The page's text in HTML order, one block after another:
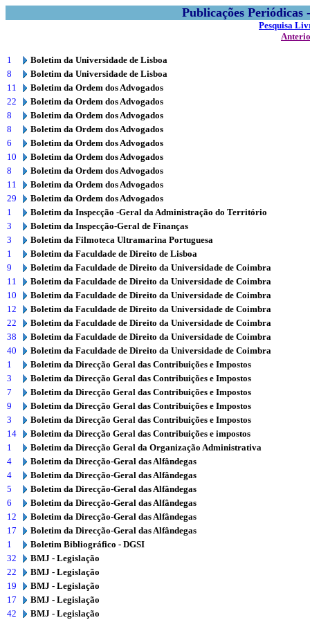
Publicações
Pesquisa
1
Boletim da Universidade de Lisboa
8
Boletim da Universidade de Lisboa
11
Boletim da Ordem dos Advogados
22
Boletim da Ordem dos Advogados
8
Boletim da Ordem dos Advogados
8
Boletim da Ordem dos Advogados
6
Boletim da Ordem dos Advogados
10
Boletim da Ordem dos Advogados
8
Boletim da Ordem dos Advogados
11
Boletim da Ordem dos Advogados
29
Boletim da Ordem dos Advogados
1
Boletim da Inspecção -Geral da Administração do Território
3
Boletim da Inspecção-Geral de Finanças
3
Boletim da Filmoteca Ultramarina Portuguesa
1
Boletim da Faculdade de Direito de Lisboa
9
Boletim da Faculdade de Direito da Universidade de Coimbra
11
Boletim da Faculdade de Direito da Universidade de Coimbra
10
Boletim da Faculdade de Direito da Universidade de Coimbra
12
Boletim da Faculdade de Direito da Universidade de Coimbra
22
Boletim da Faculdade de Direito da Universidade de Coimbra
38
Boletim da Faculdade de Direito da Universidade de Coimbra
40
Boletim da Faculdade de Direito da Universidade de Coimbra
1
Boletim da Direcção Geral das Contribuições e Impostos
3
Boletim da Direcção Geral das Contribuições e Impostos
7
Boletim da Direcção Geral das Contribuições e Impostos
9
Boletim da Direcção Geral das Contribuições e Impostos
3
Boletim da Direcção Geral das Contribuições e Impostos
14
Boletim da Direcção Geral das Contribuições e impostos
1
Boletim da Direcção Geral da Organização Administrativa
4
Boletim da Direcção-Geral das Alfândegas
4
Boletim da Direcção-Geral das Alfândegas
5
Boletim da Direcção-Geral das Alfândegas
6
Boletim da Direcção-Geral das Alfândegas
12
Boletim da Direcção-Geral das Alfândegas
17
Boletim da Direcção-Geral das Alfândegas
1
Boletim Bibliográfico - DGSI
32
BMJ - Legislação
22
BMJ - Legislação
19
BMJ - Legislação
17
BMJ - Legislação
42
BMJ - Legislação